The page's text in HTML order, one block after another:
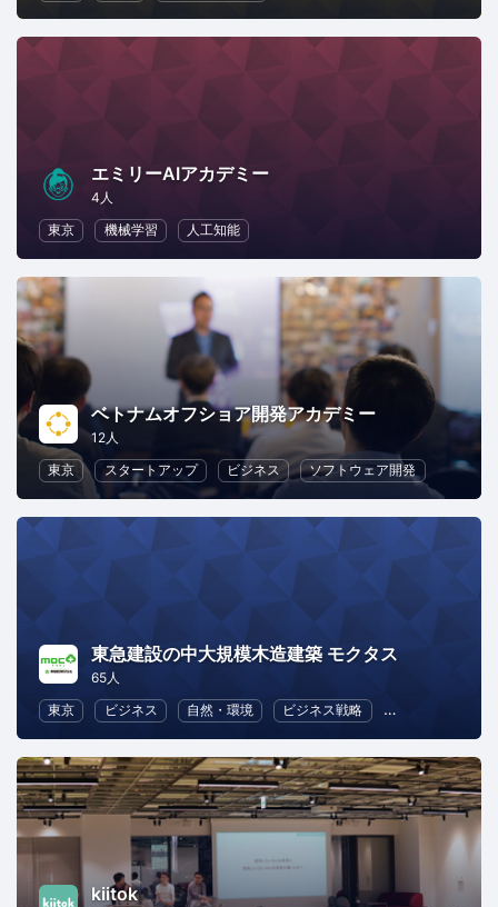
エミリーAIアカデミー
4人
東京
機械学習 人工知能
ベトナムオフショア開発アカデミー
12人
東京
スタートアップ ビジネス ソフトウェア開発
東急建設の中大規模木造建築 モクタス
65人
東京
ビジネス 自然・環境 ビジネス戦略 ブランディング
kiitok